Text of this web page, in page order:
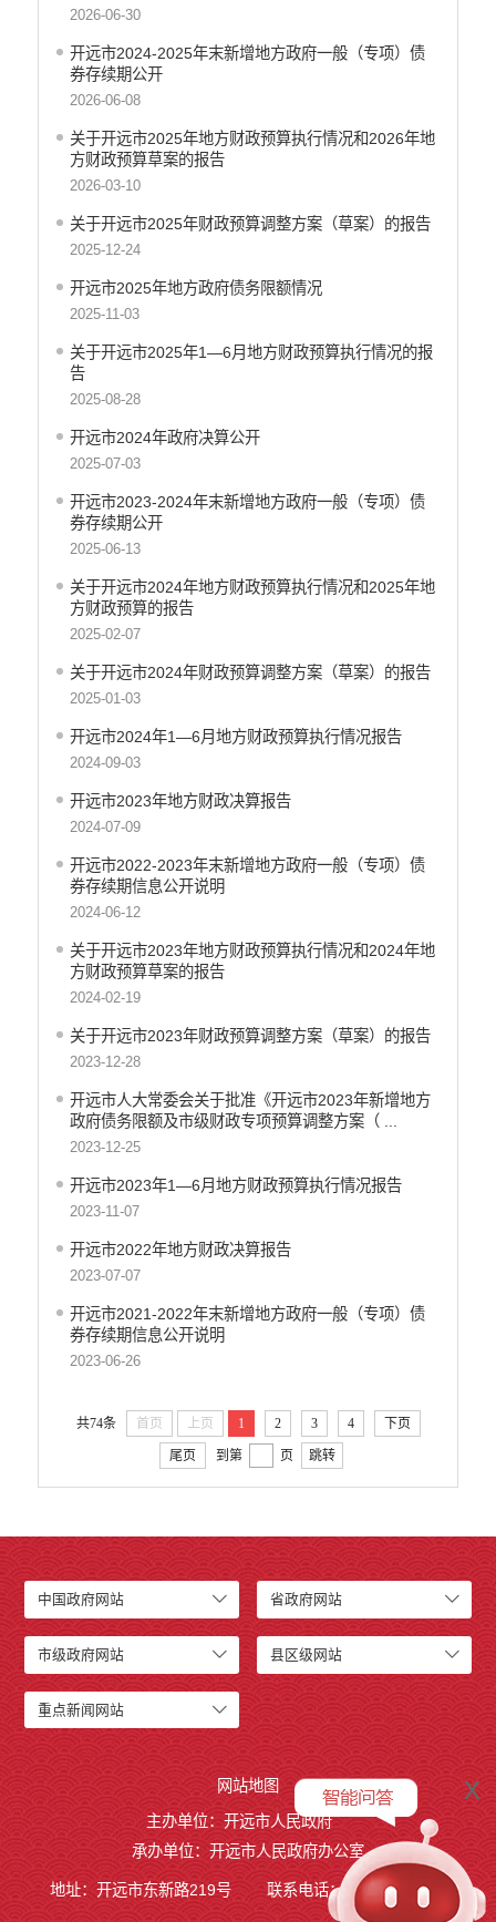
减税降费
财政资金直达基层
稳岗就业
应急预案
产品质量
涉农补贴
疫情防控
社会救助信息
规划计划
重大决策预公开
食品药品监管
义务教育
政府集中采购
环保督察
医疗卫生
行政处罚和行政强制
乡村振兴工作信息公开
2026-06-30
开远市2024-2025年末新增地方政府一般（专项）债
券存续期公开
2026-06-08
关于开远市2025年地方财政预算执行情况和2026年地
方财政预算草案的报告
2026-03-10
关于开远市2025年财政预算调整方案（草案）的报告
2025-12-24
开远市2025年地方政府债务限额情况
2025-11-03
关于开远市2025年1—6月地方财政预算执行情况的报
告
2025-08-28
开远市2024年政府决算公开
2025-07-03
开远市2023-2024年末新增地方政府一般（专项）债
券存续期公开
2025-06-13
关于开远市2024年地方财政预算执行情况和2025年地
方财政预算的报告
2025-02-07
关于开远市2024年财政预算调整方案（草案）的报告
2025-01-03
开远市2024年1—6月地方财政预算执行情况报告
2024-09-03
开远市2023年地方财政决算报告
2024-07-09
开远市2022-2023年末新增地方政府一般（专项）债
券存续期信息公开说明
2024-06-12
关于开远市2023年地方财政预算执行情况和2024年地
方财政预算草案的报告
2024-02-19
关于开远市2023年财政预算调整方案（草案）的报告
2023-12-28
开远市人大常委会关于批准《开远市2023年新增地方
政府债务限额及市级财政专项预算调整方案（ ...
2023-12-25
开远市2023年1—6月地方财政预算执行情况报告
2023-11-07
开远市2022年地方财政决算报告
2023-07-07
开远市2021-2022年末新增地方政府一般（专项）债
券存续期信息公开说明
2023-06-26
共74条 首页 上页 1 2 3 4 下页
尾页 到第 页 跳转
中国政府网站 省政府网站
市级政府网站 县区级网站
重点新闻网站
网站地图
主办单位：开远市人民政府
承办单位：开远市人民政府办公室
地址：开远市东新路219号 联系电话：0873-7236877
x